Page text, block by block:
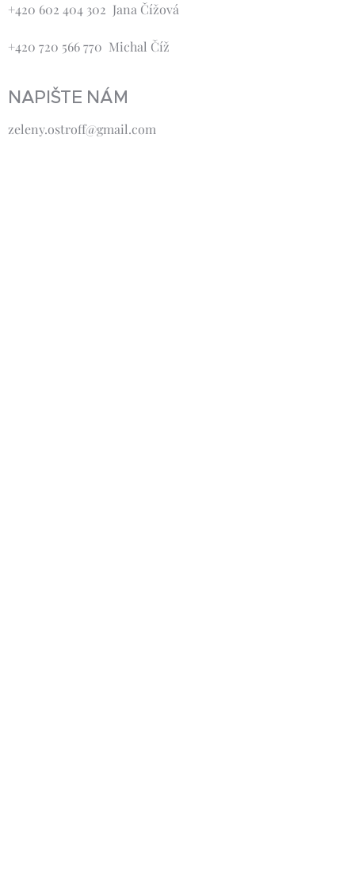
+420 602 404 302 Jana Čížová
+420 720 566 770 Michal Číž
NAPIŠTE NÁM
zeleny.ostroff@gmail.com